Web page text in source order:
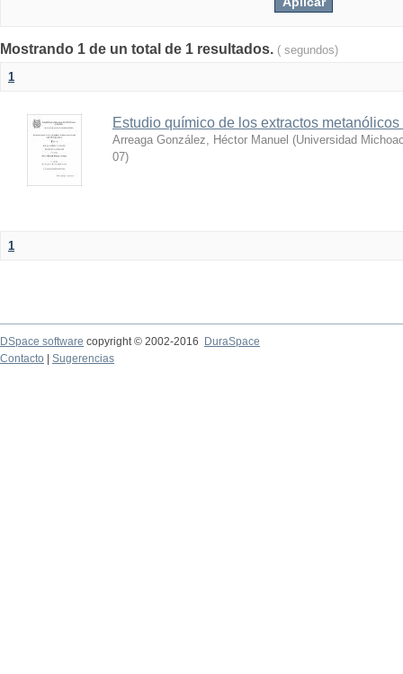
Mostrando 1 de un total de 1 resultados. ( segundos)
1
Estudio químico de los extractos
Arreaga González, Héctor Manuel (Universidad
07)
1
DSpace software copyright © 2002-2016
DuraSpace
Contacto
Sugerencias